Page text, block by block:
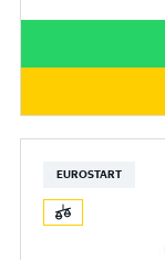
EUROSTART